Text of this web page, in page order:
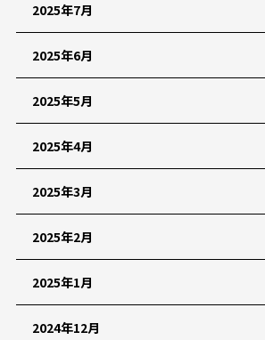
2025年7月
2025年6月
2025年5月
2025年4月
2025年3月
2025年2月
2025年1月
2024年12月